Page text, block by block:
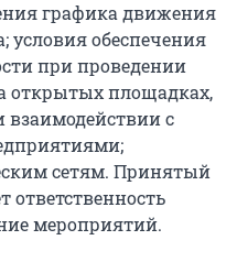
графика движения
условия обеспечения
при проведении
открытых площадках,
взаимодействии с
сетям. Принятый
ответственность
мероприятий.